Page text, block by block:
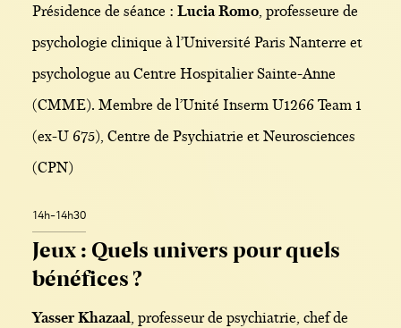
Présidence de séance : Lucia Romo, professeure de
psychologie clinique à l’Université Paris Nanterre et
psychologue au Centre Hospitalier Sainte-Anne
(CMME). Membre de l’Unité Inserm U1266 Team 1
(ex-U 675), Centre de Psychiatrie et Neurosciences
(CPN)
14h-14h30
Jeux : Quels univers pour quels
bénéfices ?
Yasser Khazaal, professeur de psychiatrie, chef de